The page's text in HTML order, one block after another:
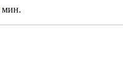
мин.